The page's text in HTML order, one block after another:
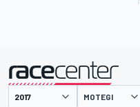
présenté par MOTEGI